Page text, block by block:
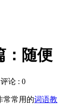
：随便
论 : 0
常常用的词语教